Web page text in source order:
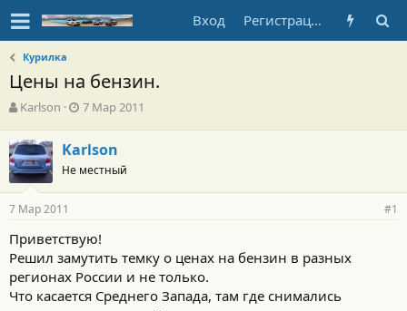
Вход Регистрация
Курилка
Цены на бензин.
А
т
о
р
т
е
м
ы
Karlson
Д
а
н
а
л
а
7 Мар 2011
Karlson
Не местный
7 Мар 2011 #1
Приветствую!
Решил замутить темку о ценах на бензин в разных
регионах России и не только.
Что касается Среднего Запада, там где снимались